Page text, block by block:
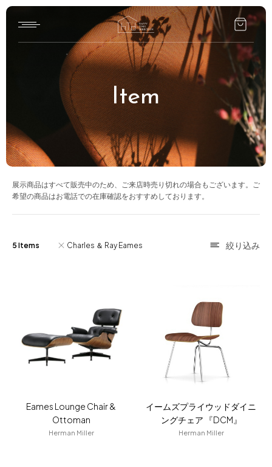
HTD style
Works
Item
News
Item
展示商品はすべて販売中のため、ご来店時売り切れの場合もございます。ご
希望の商品はお電話での在庫確認をおすすめしております。
5 Items Charles ＆ Ray Eames
Eames Lounge Chair &
Ottoman
Herman Miller
イームズプライウッドダイニ
ングチェア 『DCM』
Herman Miller